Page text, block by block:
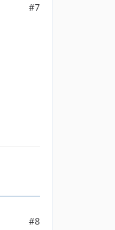
#7
#8